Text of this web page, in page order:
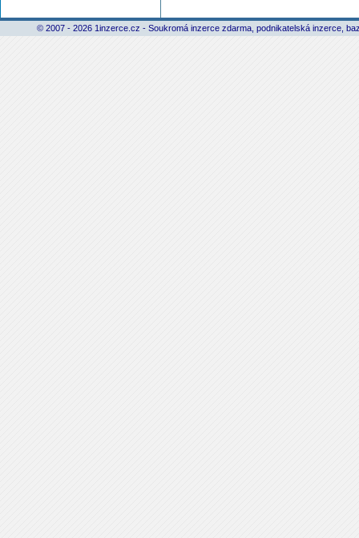
© 2007 - 2026 1inzerce.cz - Soukromá inzerce zdarma, podnikatelská inzerce,